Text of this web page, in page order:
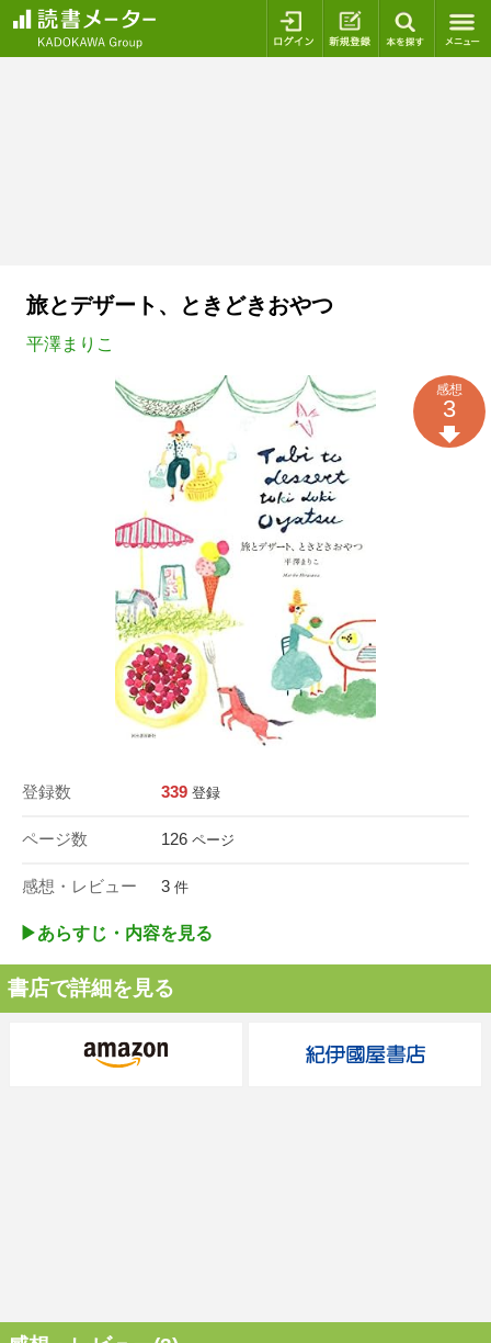
ログイン 新規登録
旅とデザート、ときどきおやつ
平澤まりこ
登録数 339 登録
ページ数 126 ページ
感想・レビュー 3 件
感想
3
▶︎あらすじ・内容を見る
書店で詳細を見る